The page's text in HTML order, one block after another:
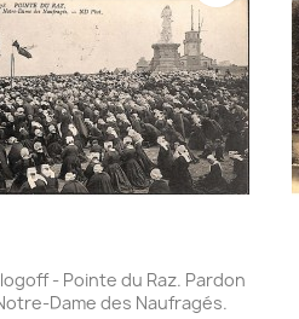
Aperçu rapide
- Pointe du Raz. Pardon
Dame des Naufragés.